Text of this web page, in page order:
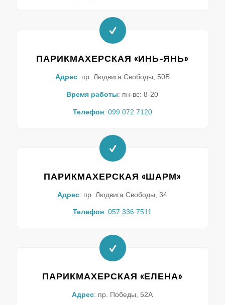
ПАРИКМАХЕРСКАЯ «ИНЬ-ЯНЬ»
Адрес: пр. Людвига Свободы, 50Б
Время работы: пн-вс: 8-20
Телефон: 099 072 7120
ПАРИКМАХЕРСКАЯ «ШАРМ»
Адрес: пр. Людвига Свободы, 34
Телефон:057 336 7511
ПАРИКМАХЕРСКАЯ «ЕЛЕНА»
Адрес: пр. Победы, 52А